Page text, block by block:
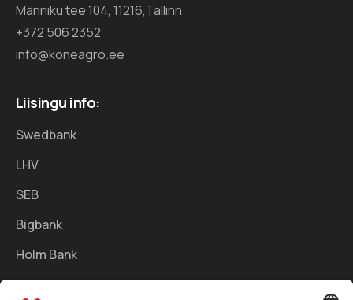
Männiku tee 104, 11216,Tallinn
+372 506 2352
info@koneagro.ee
Liisingu info:
Swedbank
LHV
SEB
Bigbank
Holm Bank